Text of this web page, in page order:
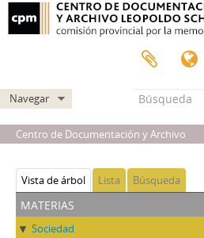
Navegar
Centro de Documentación y Archivo
Vista de árbol Lista Búsqueda
materias
Sociedad